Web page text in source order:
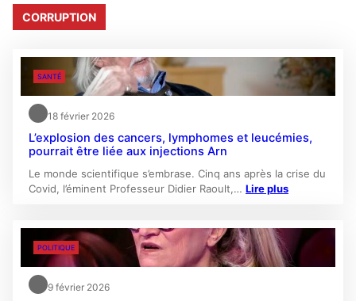
CORRUPTION
SANTÉ
18 février 2026
L’explosion des cancers, lymphomes et leucémies,
pourrait être liée aux injections Arn
Le monde scientifique s’embrase. Cinq ans après la crise du
Covid, l’éminent Professeur Didier Raoult,… Lire plus
POLITIQUE
9 février 2026